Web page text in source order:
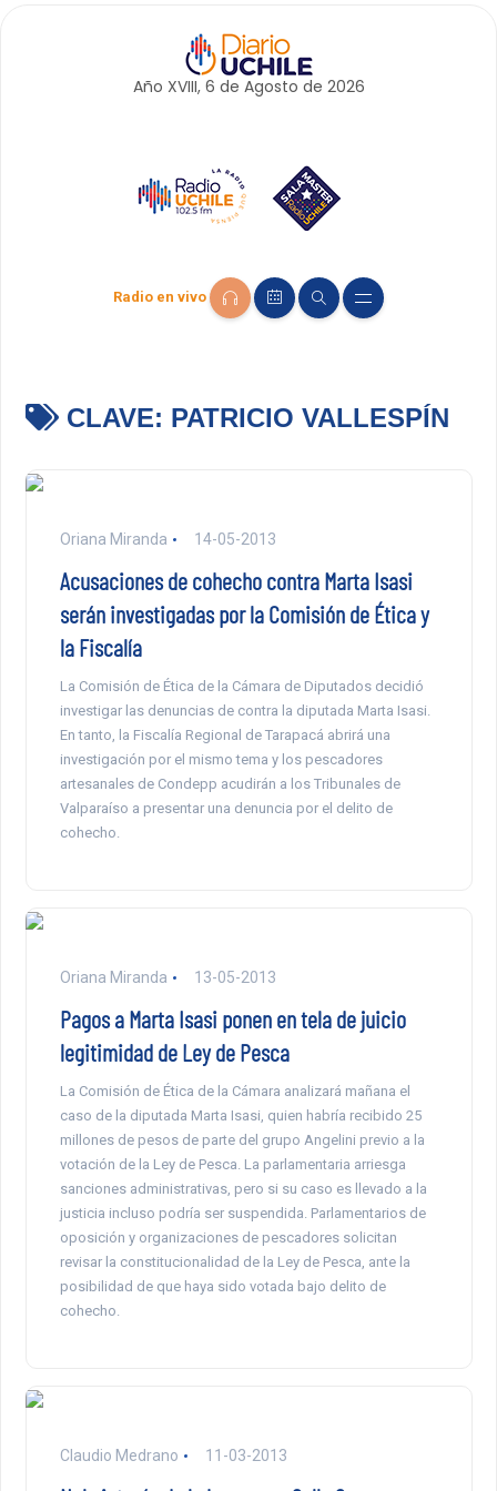
Año XVIII, 6 de Agosto de 2026
Radio en vivo
CLAVE: PATRICIO VALLESPÍN
Oriana Miranda 14-05-2013
Acusaciones de cohecho contra Marta Isasi
serán investigadas por la Comisión de Ética y
la Fiscalía
La Comisión de Ética de la Cámara de Diputados decidió
investigar las denuncias de contra la diputada Marta Isasi.
En tanto, la Fiscalía Regional de Tarapacá abrirá una
investigación por el mismo tema y los pescadores
artesanales de Condepp acudirán a los Tribunales de
Valparaíso a presentar una denuncia por el delito de
cohecho.
Oriana Miranda 13-05-2013
Pagos a Marta Isasi ponen en tela de juicio
legitimidad de Ley de Pesca
La Comisión de Ética de la Cámara analizará mañana el
caso de la diputada Marta Isasi, quien habría recibido 25
millones de pesos de parte del grupo Angelini previo a la
votación de la Ley de Pesca. La parlamentaria arriesga
sanciones administrativas, pero si su caso es llevado a la
justicia incluso podría ser suspendida. Parlamentarios de
oposición y organizaciones de pescadores solicitan
revisar la constitucionalidad de la Ley de Pesca, ante la
posibilidad de que haya sido votada bajo delito de
cohecho.
Claudio Medrano 11-03-2013